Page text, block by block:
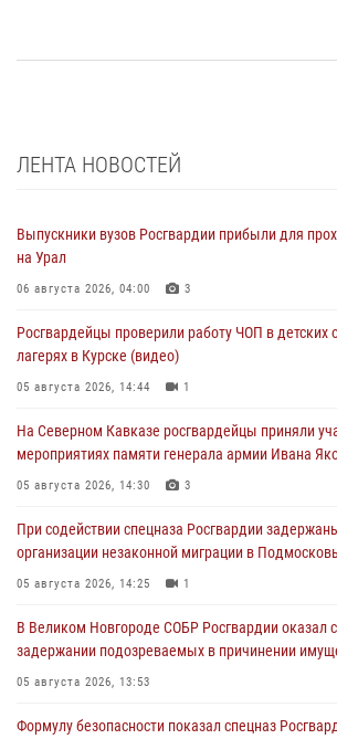
ЛЕНТА НОВОСТЕЙ
Выпускники вузов Росгвардии прибыли для
на Урал
06 августа 2026, 04:00 3
Росгвардейцы проверили работу ЧОП в детских
лагерях в Курске (видео)
05 августа 2026, 14:44 1
На Северном Кавказе росгвардейцы приняли
мероприятиях памяти генерала армии Ивана
05 августа 2026, 14:30 3
При содействии спецназа Росгвардии
организации незаконной миграции в
05 августа 2026, 14:25 1
В Великом Новгороде СОБР Росгвардии оказал
задержании подозреваемых в причинении
05 августа 2026, 13:53
Формулу безопасности показал спецназ